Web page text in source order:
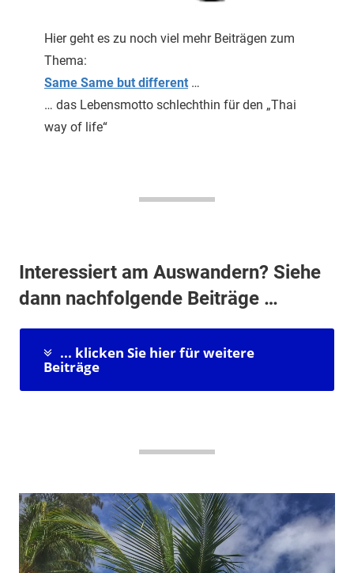
Hier geht es zu noch viel mehr Beiträgen zum
Thema:
Same Same but different …
… das Lebensmotto schlechthin für den „Thai
way of life“
Interessiert am Auswandern? Siehe
dann nachfolgende Beiträge …
... klicken Sie hier für weitere
Beiträge